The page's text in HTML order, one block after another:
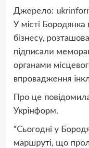
Джерело:
У місті Бородянка
бізнесу,
підписали
органами
впровадження
Про це
Укрінформ.
“Сьогодні у
маршруті, що